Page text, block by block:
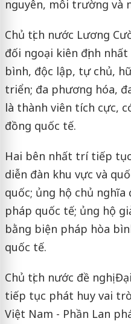
nguyên, môi trường và
Chủ tịch nước Lương
đối ngoại kiên định
bình, độc lập, tự chủ,
triển; đa phương hóa,
là thành viên tích cực,
đồng quốc tế.
Hai bên nhất trí tiếp
diễn đàn khu vực và
quốc; ủng hộ chủ
pháp quốc tế; ủng hộ
bằng biện pháp hòa
quốc tế.
Chủ tịch nước đề nghị
tiếp tục phát huy vai
Việt Nam - Phần Lan